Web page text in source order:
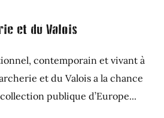
et du Valois
contemporain et vivant à
et du Valois a la chance
publique d’Europe...